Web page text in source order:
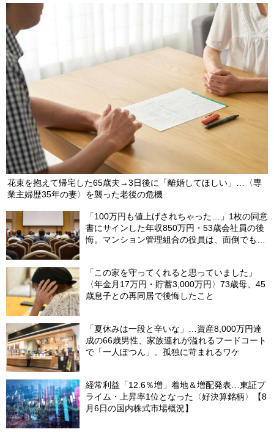
「やっぱり娘の子が一番可愛いわ」…援助額は合計800万円超・
露骨な“孫差別”を続けた79歳女性、介護施設で直面した「自業自
花束を抱えて帰宅した65歳夫→3日後に「離婚してほしい」…〈専
業主婦歴35年の妻〉を襲った老後の危機
「100万円も値上げされちゃった…」1枚の同意
書にサインした年収850万円・53歳会社員の後
悔。マンション管理組合の役員は、面倒でも自
「この家を守ってくれると思っていました」
〈年金月17万円・貯蓄3,000万円〉73歳母、45
歳息子との再同居で後悔したこと
「夏休みは一段と辛いな」…資産8,000万円達
成の66歳男性、家族連れが溢れるフードコート
で「一人ぽつん」。孤独に苛まれるワケ
経常利益「12.6％増」着地＆増配発表…東証プ
ライム・上昇率1位となった〈好決算銘柄〉【8
月6日の国内株式市場概況】